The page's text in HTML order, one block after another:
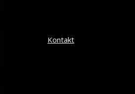
Kontakt